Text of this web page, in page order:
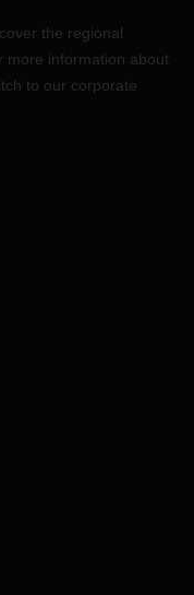
the regional
more information about
to our corporate